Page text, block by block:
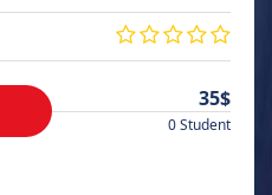
35$
0 Student